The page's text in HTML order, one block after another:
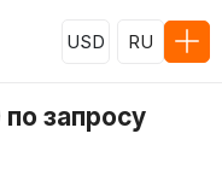
USD RU
запросу